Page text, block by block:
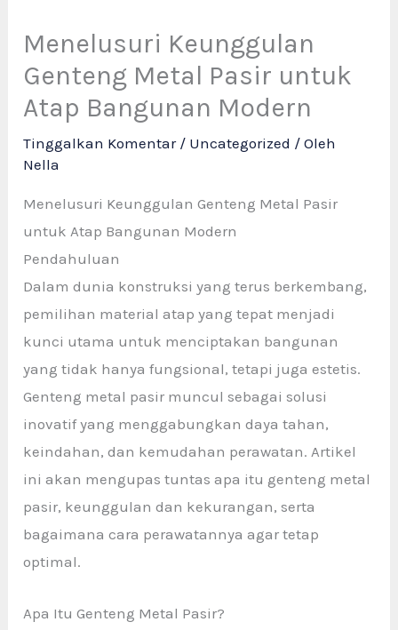
Menelusuri Keunggulan
Genteng Metal Pasir untuk
Atap Bangunan Modern
Tinggalkan Komentar / Uncategorized / Oleh
Nella
Menelusuri Keunggulan Genteng Metal Pasir
untuk Atap Bangunan Modern
Pendahuluan
Dalam dunia konstruksi yang terus berkembang,
pemilihan material atap yang tepat menjadi
kunci utama untuk menciptakan bangunan
yang tidak hanya fungsional, tetapi juga estetis.
Genteng metal pasir muncul sebagai solusi
inovatif yang menggabungkan daya tahan,
keindahan, dan kemudahan perawatan. Artikel
ini akan mengupas tuntas apa itu genteng metal
pasir, keunggulan dan kekurangan, serta
bagaimana cara perawatannya agar tetap
optimal.
Apa Itu Genteng Metal Pasir?